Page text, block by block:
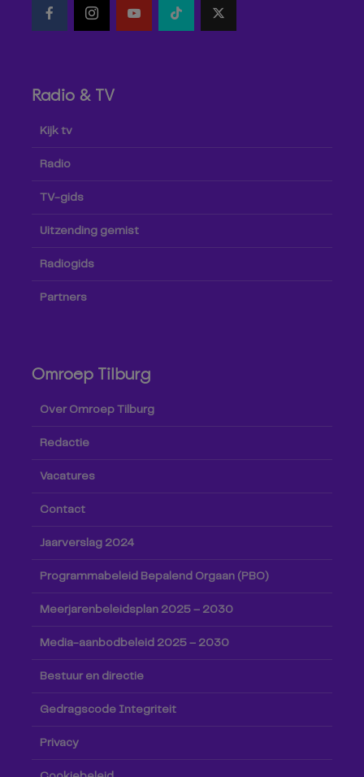
Radio & TV
Kijk tv
Radio
TV-gids
Uitzending gemist
Radiogids
Partners
Omroep Tilburg
Over Omroep Tilburg
Redactie
Vacatures
Contact
Jaarverslag 2024
Programmabeleid Bepalend Orgaan (PBO)
Meerjarenbeleidsplan 2025 – 2030
Media-aanbodbeleid 2025 – 2030
Bestuur en directie
Gedragscode Integriteit
Privacy